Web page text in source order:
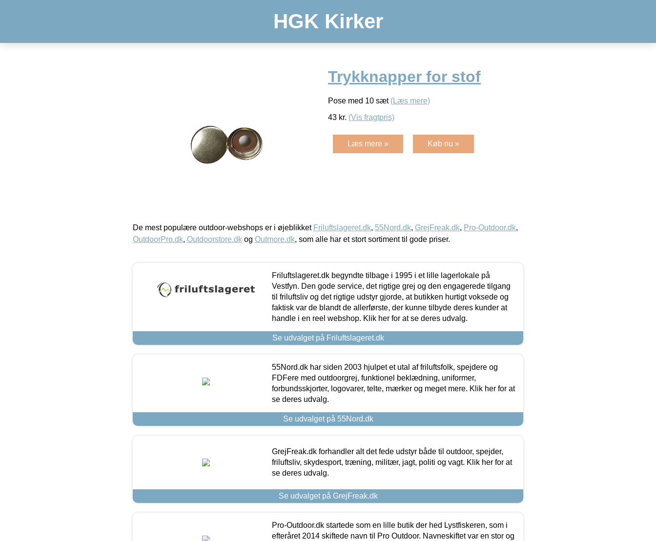
HGK Kirker
Trykknapper for stof
Pose med 10 sæt (Læs mere)
43 kr. (Vis fragtpris)
Læs mere » Køb nu »
De mest populære outdoor-webshops er i øjeblikket Friluftslageret.dk, 55Nord.dk, GrejFreak.dk, Pro-Outdoor.dk,
OutdoorPro.dk, Outdoorstore.dk og Outmore.dk, som alle har et stort sortiment til gode priser.
Friluftslageret.dk begyndte tilbage i 1995 i et lille lagerlokale på
Vestfyn. Den gode service, det rigtige grej og den engagerede tilgang
til friluftsliv og det rigtige udstyr gjorde, at butikken hurtigt voksede og
faktisk var de blandt de allerførste, der kunne tilbyde deres kunder at
handle i en reel webshop. Klik her for at se deres udvalg.
Se udvalget på Friluftslageret.dk
55Nord.dk har siden 2003 hjulpet et utal af friluftsfolk, spejdere og
FDFere med outdoorgrej, funktionel beklædning, uniformer,
forbundsskjorter, logovarer, telte, mærker og meget mere. Klik her for at
se deres udvalg.
Se udvalget på 55Nord.dk
GrejFreak.dk forhandler alt det fede udstyr både til outdoor, spejder,
friluftsliv, skydesport, træning, militær, jagt, politi og vagt. Klik her for at
se deres udvalg.
Se udvalget på GrejFreak.dk
Pro-Outdoor.dk startede som en lille butik der hed Lystfiskeren, som i
efteråret 2014 skiftede navn til Pro Outdoor. Navneskiftet var en stor og